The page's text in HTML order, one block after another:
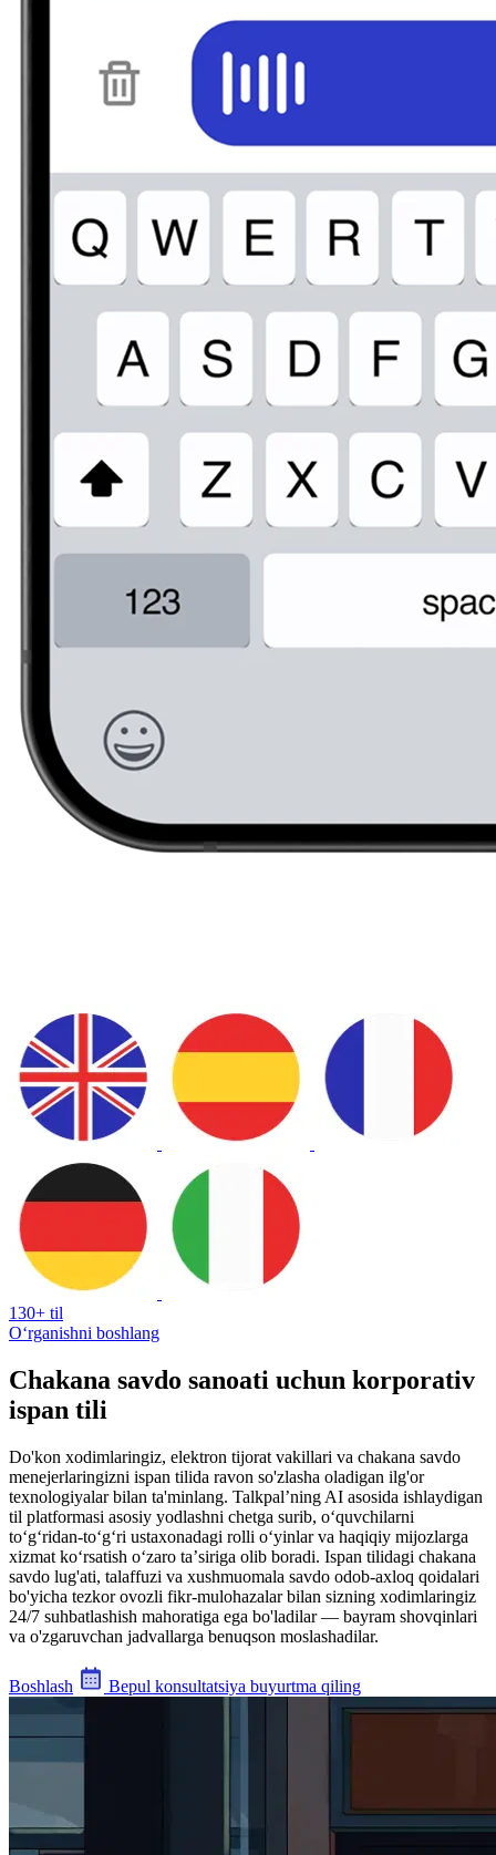
130+ til
Oʻrganishni boshlang
Chakana savdo sanoati uchun korporativ
ispan tili
Do'kon xodimlaringiz, elektron tijorat vakillari va chakana savdo
menejerlaringizni ispan tilida ravon so'zlasha oladigan ilg'or
texnologiyalar bilan ta'minlang. Talkpal’ning AI asosida ishlaydigan
til platformasi asosiy yodlashni chetga surib, oʻquvchilarni
toʻgʻridan-toʻgʻri ustaxonadagi rolli oʻyinlar va haqiqiy mijozlarga
xizmat koʻrsatish oʻzaro taʼsiriga olib boradi. Ispan tilidagi chakana
savdo lug'ati, talaffuzi va xushmuomala savdo odob-axloq qoidalari
bo'yicha tezkor ovozli fikr-mulohazalar bilan sizning xodimlaringiz
24/7 suhbatlashish mahoratiga ega bo'ladilar — bayram shovqinlari
va o'zgaruvchan jadvallarga benuqson moslashadilar.
Boshlash Bepul konsultatsiya buyurtma qiling